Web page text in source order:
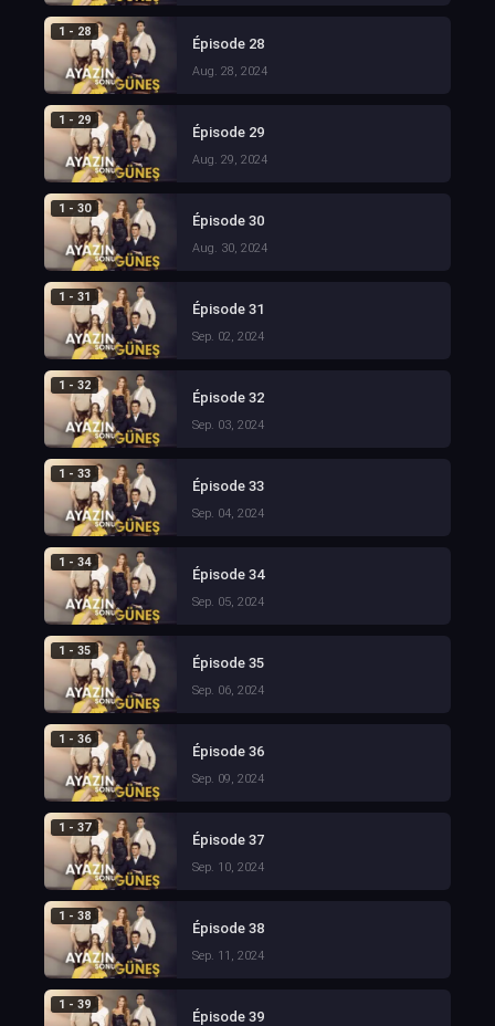
1 - 28
Épisode 28
Aug. 28, 2024
1 - 29
Épisode 29
Aug. 29, 2024
1 - 30
Épisode 30
Aug. 30, 2024
1 - 31
Épisode 31
Sep. 02, 2024
1 - 32
Épisode 32
Sep. 03, 2024
1 - 33
Épisode 33
Sep. 04, 2024
1 - 34
Épisode 34
Sep. 05, 2024
1 - 35
Épisode 35
Sep. 06, 2024
1 - 36
Épisode 36
Sep. 09, 2024
1 - 37
Épisode 37
Sep. 10, 2024
1 - 38
Épisode 38
Sep. 11, 2024
1 - 39
Épisode 39